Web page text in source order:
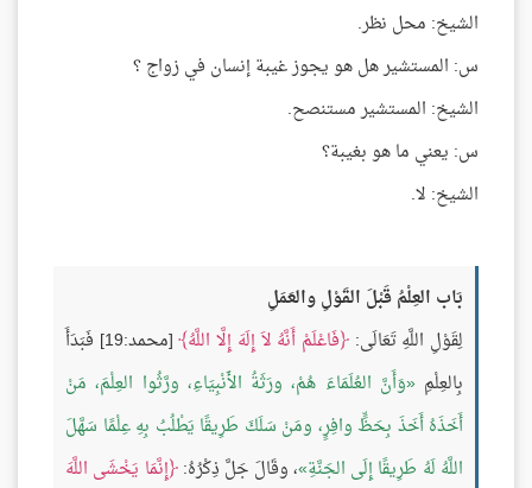
الشيخ: محل نظر.
س: المستشير هل هو يجوز غيبة إنسان في زواج ؟
الشيخ: المستشير مستنصح.
س: يعني ما هو بغيبة؟
الشيخ: لا.
بَاب العِلْمُ قَبْلَ القَوْلِ والعَمَلِ
لِقَوْلِ اللَّهِ تَعَالَى: فَاعْلَمْ أَنَّهُ لاَ إِلَهَ إِلَّا اللَّهُ
[محمد:19] فَبَدَأَ
بِالعِلْمِ وَأَنَّ العُلَمَاءَ هُمْ، ورَثَةُ الأَنْبِيَاءِ، ورَّثُوا العِلْمَ، مَنْ
أَخَذَهُ أَخَذَ بِحَظٍّ وافِرٍ، ومَنْ سَلَكَ طَرِيقًا يَطْلُبُ بِهِ عِلْمًا سَهَّلَ
اللَّهُ لَهُ طَرِيقًا إِلَى الجَنَّةِ ، وقَالَ جَلَّ ذِكْرُهُ: إِنَّمَا يَخْشَى اللَّهَ